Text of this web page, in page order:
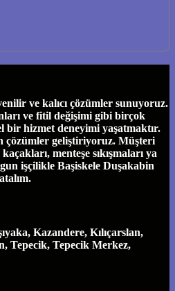
ve kalıcı çözümler sunuyoruz.
ve fitil değişimi gibi birçok
bir hizmet deneyimi yaşatmaktır.
çözümler geliştiriyoruz. Müşteri
menteşe sıkışmaları ya
işçilikle Başiskele Duşakabin
Kazandere, Kılıçarslan,
Tepecik, Tepecik Merkez,